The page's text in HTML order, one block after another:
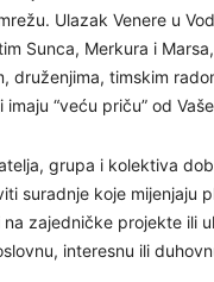
Ulazak Venere u
Sunca, Merkura i
druženjima, timskim
imaju “veću priču” od
grupa i kolektiva
suradnje koje mijenjaju
zajedničke projekte ili
interesnu ili